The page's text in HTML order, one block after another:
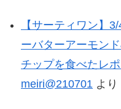
【サーティワン】
ーバターアーモン
チップを食べたレポ
meiri@210701 より